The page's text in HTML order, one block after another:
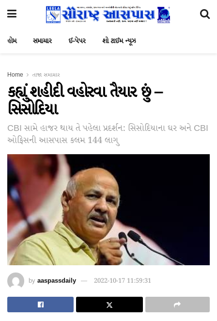
હોમ સમાચાર ઈ-પેપર શો ટાઈમ ન્યૂઝ
Home તાજા સમાચાર
કહ્યું શહીદી વહોરવા તૈયાર છું –
સિસોદિયા
CBI સામે હાજર થાય તે પહેલા પ્રદર્શન: સિસોદિયાના ઘર અને CBI
ઓફિસની આસપાસ કલમ 144 લાગુ
by aaspassdaily 2022-10-17 11:59:31